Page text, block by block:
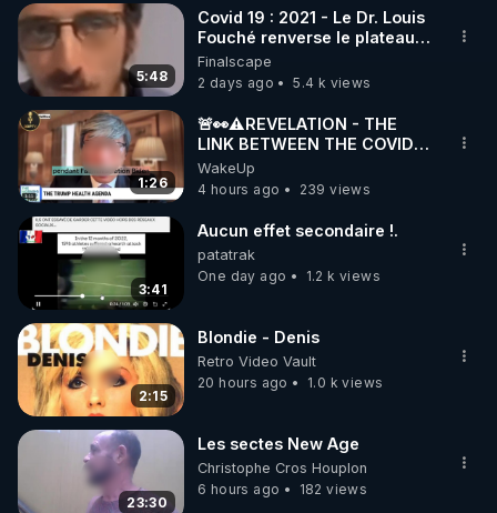
▶ 30 jours gratuit sur l’application de méditation et
de bien-être ENVOL :
Rendez-vous sur https://www.envol.app/code
le code : REGENERE
5:48
Covid 19 : 2021 - Le Dr. Louis
Fouché renverse le plateau
de CNews !
Finalscape
2 days ago
5.4 k views
1:26
🚨👀⚠️REVELATION - THE
LINK BETWEEN THE COVID
VACCINE AND CANCER -LIEN
VACCIN COVID ET CANCER
WakeUp
4 hours ago
239 views
3:41
Aucun effet secondaire !.
patatrak
One day ago
1.2 k views
2:15
Blondie - Denis
Retro Video Vault
20 hours ago
1.0 k views
23:30
Les sectes New Age
Christophe Cros Houplon
6 hours ago
182 views